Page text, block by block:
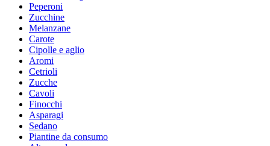
Peperoni
Zucchine
Melanzane
Carote
Cipolle e aglio
Aromi
Cetrioli
Zucche
Cavoli
Finocchi
Asparagi
Sedano
Piantine da consumo